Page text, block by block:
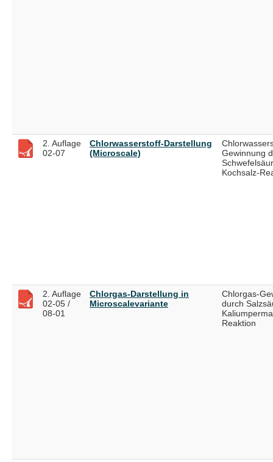
2. Auflage
02-07
Chlorwasserstoff-Darstellung
(Microscale)
Gewinnung
Kochsalz-
2. Auflage
02-05 /
08-01
Chlorgas-Darstellung in
Microscalevariante
Chlorgas-
durch
Reaktion